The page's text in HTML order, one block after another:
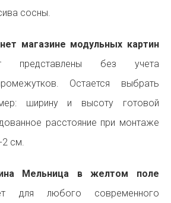
сосны.
магазине модульных картин
представлены без учета
Остается выбрать
ширину и высоту готовой
расстояние при монтаже
см.
Мельница в желтом поле
для любого современного